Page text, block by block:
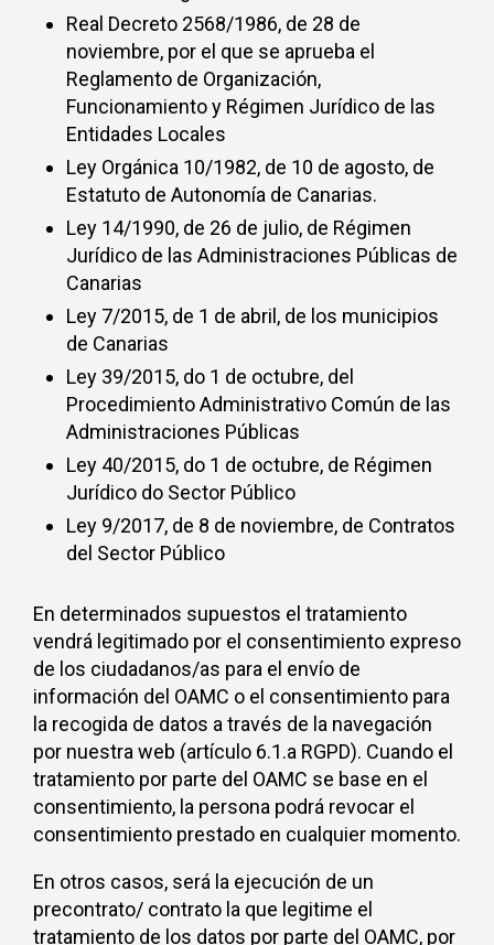
Real Decreto 2568/1986, de 28 de
noviembre, por el que se aprueba el
Reglamento de Organización,
Funcionamiento y Régimen Jurídico de las
Entidades Locales
Ley Orgánica 10/1982, de 10 de agosto, de
Estatuto de Autonomía de Canarias.
Ley 14/1990, de 26 de julio, de Régimen
Jurídico de las Administraciones Públicas de
Canarias
Ley 7/2015, de 1 de abril, de los municipios
de Canarias
Ley 39/2015, do 1 de octubre, del
Procedimiento Administrativo Común de las
Administraciones Públicas
Ley 40/2015, do 1 de octubre, de Régimen
Jurídico do Sector Público
Ley 9/2017, de 8 de noviembre, de Contratos
del Sector Público
En determinados supuestos el tratamiento
vendrá legitimado por el consentimiento expreso
de los ciudadanos/as para el envío de
información del OAMC o el consentimiento para
la recogida de datos a través de la navegación
por nuestra web (artículo 6.1.a RGPD). Cuando el
tratamiento por parte del OAMC se base en el
consentimiento, la persona podrá revocar el
consentimiento prestado en cualquier momento.
En otros casos, será la ejecución de un
precontrato/ contrato la que legitime el
tratamiento de los datos por parte del OAMC, por